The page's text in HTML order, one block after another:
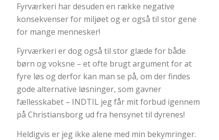
Fyrværkeri har desuden en række negative
konsekvenser for miljøet og er også til stor gene
for mange mennesker!
Fyrværkeri er dog også til stor glæde for både
børn og voksne – et ofte brugt argument for at
fyre løs og derfor kan man se på, om der findes
gode alternative løsninger, som gavner
fællesskabet – INDTIL jeg får mit forbud igennem
på Christiansborg ud fra hensynet til dyrenes!
Heldigvis er jeg ikke alene med min bekymringer.